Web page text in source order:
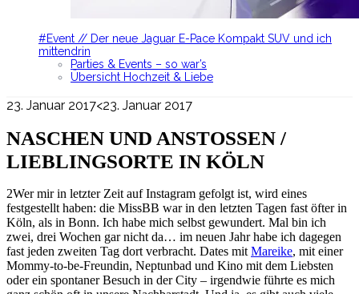
#Event // Der neue Jaguar E-Pace Kompakt SUV und ich
mittendrin
Parties & Events – so war’s
Übersicht Hochzeit & Liebe
23. Januar 2017<23. Januar 2017
NASCHEN UND ANSTOSSEN / L
IEBLINGSORTE IN KÖLN
2Wer mir in letzter Zeit auf Instagram gefolgt ist, wird eines
festgestellt haben: die MissBB war in den letzten Tagen fast öfter in
Köln, als in Bonn. Ich habe mich selbst gewundert. Mal bin ich
zwei, drei Wochen gar nicht da… im neuen Jahr habe ich dagegen
fast jeden zweiten Tag dort verbracht. Dates mit Mareike, mit einer
Mommy-to-be-Freundin, Neptunbad und Kino mit dem Liebsten
oder ein spontaner Besuch in der City – irgendwie führte es mich